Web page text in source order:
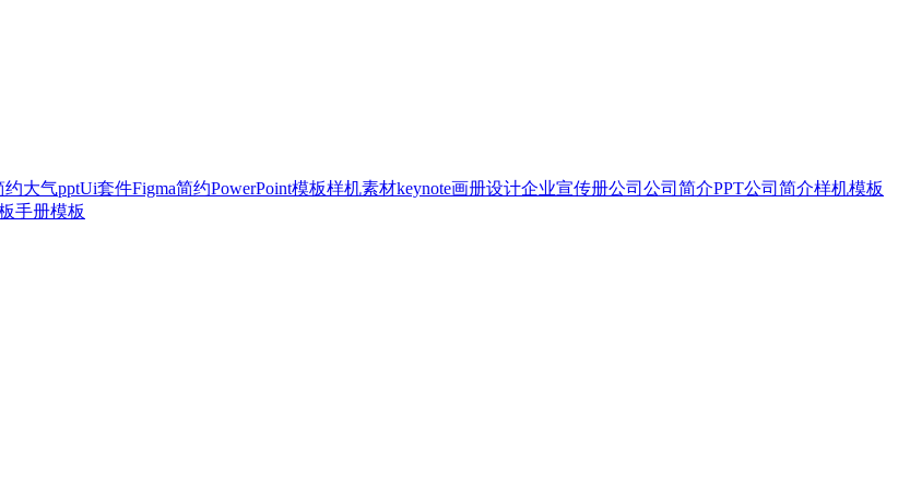
约大气pptUi套件Figma简约PowerPoint模板样机素材keynote画册设计企业宣传册公司 公司简介PPT公司简介样机模板
手册模板